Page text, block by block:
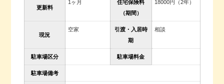
更新料
1ヶ月
住宅保険料
（期間）
18000円（2年）
現況
空家
引渡・入居時
期
相談
駐車場区分 駐車場料金
駐車場備考